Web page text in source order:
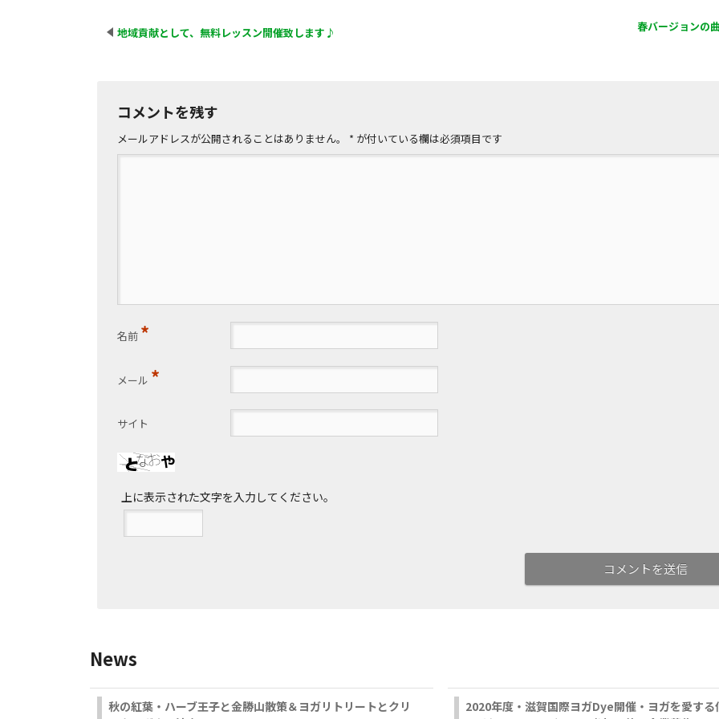
地域貢献として、無料レッスン開催致します♪
春バージョンの
コメントを残す
メールアドレスが公開されることはありません。 * が付いている欄は必須項目です
名前 *
メール *
サイト
上に表示された文字を入力してください。
News
秋の紅葉・ハーブ王子と金勝山散策＆ヨガリトリートとクリ
2020年度・滋賀国際ヨガDye開催・ヨガを愛する